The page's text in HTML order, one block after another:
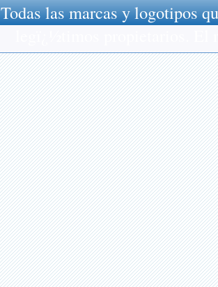
Todas las marcas y logotipos